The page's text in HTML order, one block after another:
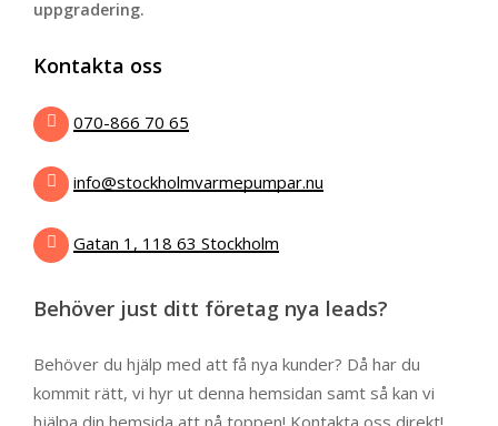
uppgradering.
Kontakta oss
070-866 70 65
info@stockholmvarmepumpar.nu
Gatan 1, 118 63 Stockholm
Behöver just ditt företag nya leads?
Behöver du hjälp med att få nya kunder? Då har du
kommit rätt, vi hyr ut denna hemsidan samt så kan vi
hjälpa din hemsida att nå toppen! Kontakta oss direkt!